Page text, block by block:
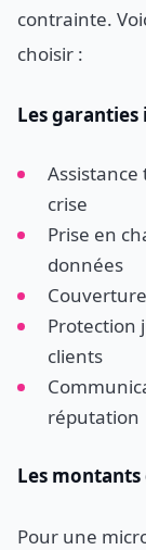
contrainte.
choisir :
Les garanties
crise
Prise en
données
Protection
clients
réputation
Les
Pour une